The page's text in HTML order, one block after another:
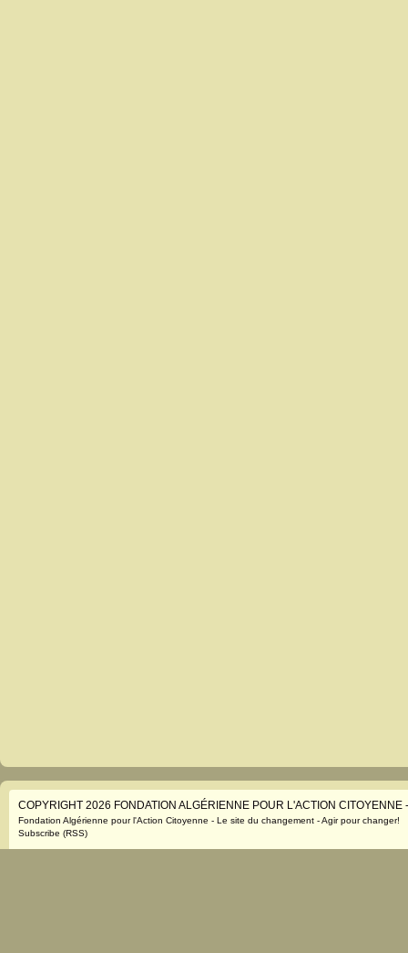
COPYRIGHT 2026 FONDATION ALGÉRIENNE POUR L'ACTION CITOYENNE
Fondation Algérienne pour l'Action Citoyenne - Le site du changement - Agir pour changer!
Subscribe (RSS)